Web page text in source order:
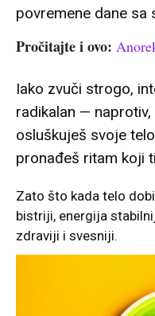
povremene dane sa
Pročitajte i ovo:
Iako zvuči strogo,
radikalan —
osluškuješ svoje
pronađeš ritam koji
Zato što kada telo
bistriji, energija
zdraviji i svesniji.